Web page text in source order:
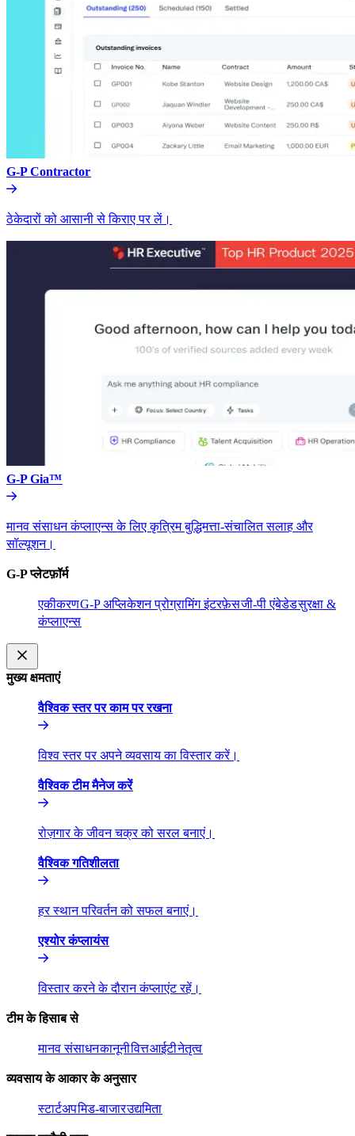
G-P Contractor​​
ठेकेदारों को आसानी से किराए पर लें।​​
G-P Gia™​​
मानव संसाधन कंप्लाएन्स के लिए कृत्रिम बुद्धिमत्ता-संचालित सलाह और
सॉल्यूशन।​​
G-P प्लेटफ़ॉर्म​​
एकीकरण​​G-P अप्लिकेशन प्रोग्रामिंग इंटरफ़ेस​​जी-पी एंबेडेड​​सुरक्षा &
कंप्लाएन्स​​
मुख्य क्षमताएं​​
वैश्विक स्तर पर काम पर रखना​​
विश्व स्तर पर अपने व्यवसाय का विस्तार करें।​​
वैश्विक टीम मैनेज करें​​
रोज़गार के जीवन चक्र को सरल बनाएं।​​
वैश्विक गतिशीलता​​
हर स्थान परिवर्तन को सफल बनाएं।​​
एश्योर कंप्लायंस​​
विस्तार करने के दौरान कंप्लाएंट रहें।​​
टीम के हिसाब से​​
मानव संसाधन​​कानूनी​​वित्त​​आईटी​​नेतृत्व​​
व्यवसाय के आकार के अनुसार​​
स्टार्टअप​​मिड-बाजार​​उद्यमिता​​